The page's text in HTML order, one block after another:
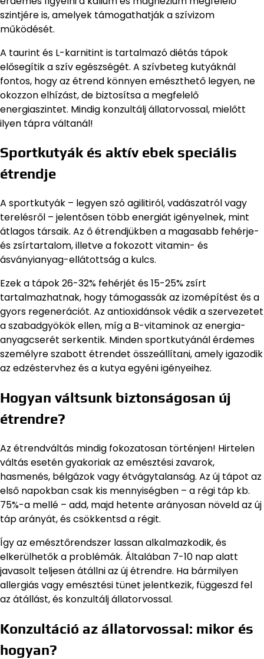
szintjére is, amelyek támogathatják a szívizom
működését.
A taurint és L-karnitint is tartalmazó diétás tápok
elősegítik a szív egészségét. A szívbeteg kutyáknál
fontos, hogy az étrend könnyen emészthető legyen, ne
okozzon elhízást, de biztosítsa a megfelelő
energiaszintet. Mindig konzultálj állatorvossal, mielőtt
ilyen tápra váltanál!
Sportkutyák és aktív ebek speciális
étrendje
A sportkutyák – legyen szó agilitiról, vadászatról vagy
terelésről – jelentősen több energiát igényelnek, mint
átlagos társaik. Az ő étrendjükben a magasabb fehérje-
és zsírtartalom, illetve a fokozott vitamin- és
ásványianyag-ellátottság a kulcs.
Ezek a tápok 26-32% fehérjét és 15-25% zsírt
tartalmazhatnak, hogy támogassák az izomépítést és a
gyors regenerációt. Az antioxidánsok védik a szervezetet
a szabadgyökök ellen, míg a B-vitaminok az energia-
anyagcserét serkentik. Minden sportkutyánál érdemes
személyre szabott étrendet összeállítani, amely igazodik
az edzéstervhez és a kutya egyéni igényeihez.
Hogyan váltsunk biztonságosan új
étrendre?
Az étrendváltás mindig fokozatosan történjen! Hirtelen
váltás esetén gyakoriak az emésztési zavarok,
hasmenés, bélgázok vagy étvágytalanság. Az új tápot az
első napokban csak kis mennyiségben – a régi táp kb.
75%-a mellé – add, majd hetente arányosan növeld az új
táp arányát, és csökkentsd a régit.
Így az emésztőrendszer lassan alkalmazkodik, és
elkerülhetők a problémák. Általában 7-10 nap alatt
javasolt teljesen átállni az új étrendre. Ha bármilyen
allergiás vagy emésztési tünet jelentkezik, függeszd fel
az átállást, és konzultálj állatorvossal.
Konzultáció az állatorvossal: mikor és
hogyan?